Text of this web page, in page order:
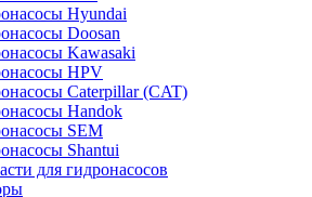
Hyundai
Doosan
Kawasaki
HPV
Caterpillar (CAT)
Handok
SEM
Shantui
для гидронасосов